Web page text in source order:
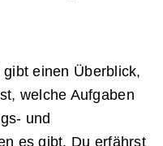
einen Überblick,
welche Aufgaben
und
es gibt. Du erfährst